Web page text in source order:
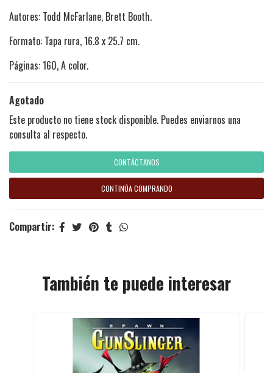
Autores: Todd McFarlane, Brett Booth.
Formato: Tapa rura, 16.8 x 25.7 cm.
Páginas: 160, A color.
Agotado
Este producto no tiene stock disponible. Puedes enviarnos una
consulta al respecto.
CONTÁCTANOS
CONTINÚA COMPRANDO
Compartir:
También te puede interesar